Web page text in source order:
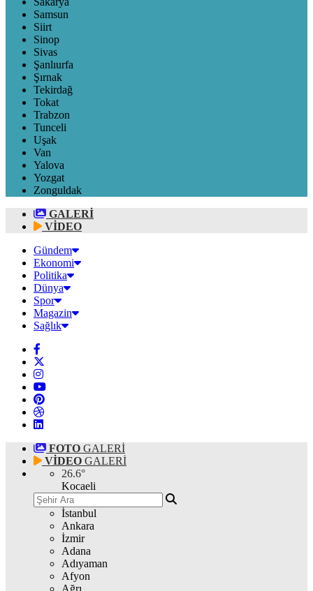
Samsun
Siirt
Sinop
Sivas
Şanlıurfa
Şırnak
Tekirdağ
Tokat
Trabzon
Tunceli
Uşak
Van
Yalova
Yozgat
Zonguldak
GALERİ
VİDEO
Gündem
Ekonomi
Politika
Dünya
Spor
Magazin
Sağlık
FOTO GALERİ
VİDEO GALERİ
26.6°
Kocaeli
İstanbul
Ankara
İzmir
Adana
Adıyaman
Afyon
Ağrı